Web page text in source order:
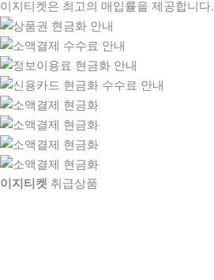
이지티켓은 최고의 매입률을 제공합니다.
이지티켓 취급상품